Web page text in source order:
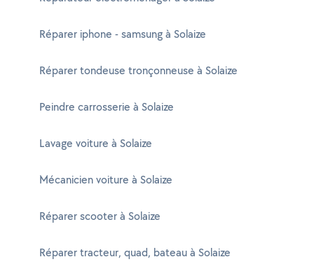
Réparer iphone - samsung à Solaize
Réparer tondeuse tronçonneuse à Solaize
Peindre carrosserie à Solaize
Lavage voiture à Solaize
Mécanicien voiture à Solaize
Réparer scooter à Solaize
Réparer tracteur, quad, bateau à Solaize